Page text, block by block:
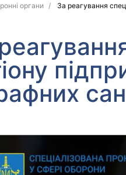
органи За реагування